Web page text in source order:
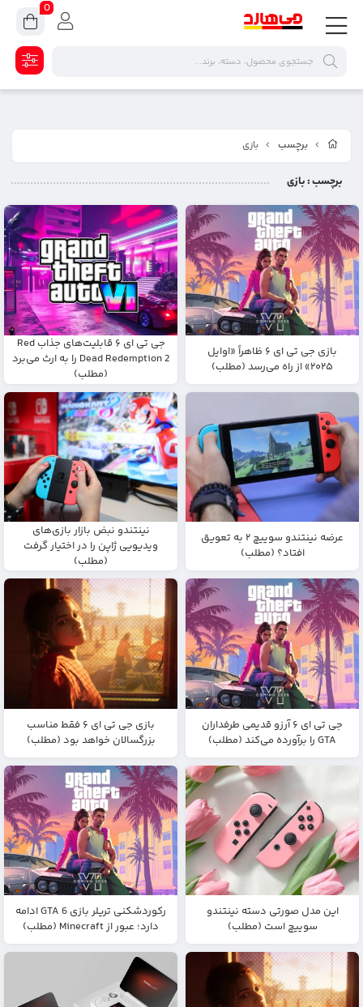
برچسب بازی
برچسب: بازی
بازی جی تی ای ۶ ظاهراً «اوایل
۲۰۲۵» از راه می‌رسد (مطلب)
جی تی ای ۶ قابلیت‌های جذاب Red
Dead Redemption 2 را به ارث می‌برد
(مطلب)
عرضه نینتندو سوییچ ۲ به تعویق
افتاد؟ (مطلب)
نینتندو نبض بازار بازی‌های
ویدیویی ژاپن را در اختیار گرفت
(مطلب)
جی تی ای ۶ آرزو قدیمی طرفداران
GTA را برآورده می‌کند (مطلب)
بازی جی تی ای ۶ فقط مناسب
بزرگسالان خواهد بود (مطلب)
این مدل صورتی دسته نینتندو
سوییچ است (مطلب)
رکوردشکنی تریلر بازی GTA 6 ادامه
دارد؛ عبور از Minecraft (مطلب)
0